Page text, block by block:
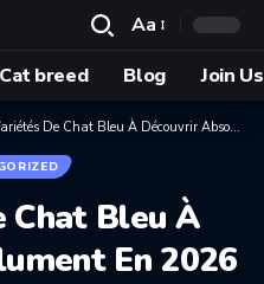
Aa
Cat breed Blog Join
De Chat Bleu À Découvrir Absolument En 2026
Chat Bleu À
En 2026